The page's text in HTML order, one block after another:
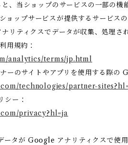
、当ショップのサービスの一部の機
ショップサービスが提供するサービ
リティクスでデータが収集、処理さ
用規約：
analytics/terms/jp.html
ーのサイトやアプリを使用する際の
technologies/partner-
ー：
privacy?hl=ja
ータが Google アナリティクスで